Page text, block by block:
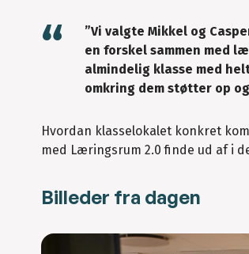
”Vi valgte Mikkel og
en forskel sammen med
almindelig klasse med
omkring dem støtter op
Hvordan klasselokalet konkret
med Læringsrum 2.0 finde ud af i
Billeder fra dagen